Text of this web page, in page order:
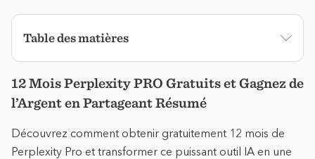
12 Mois Perplexity PRO Gratuits et Gagnez de
l’Argent en Partageant Résumé
Découvrez comment obtenir gratuitement 12 mois de
Perplexity Pro et transformer ce puissant outil IA en une
Table des matières